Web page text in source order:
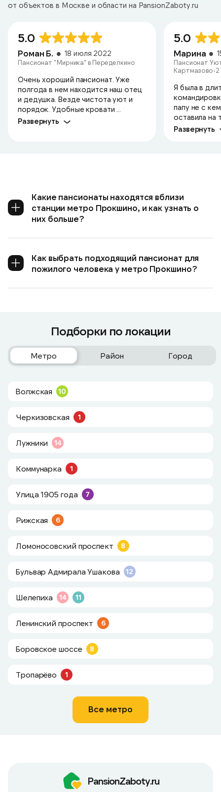
от объектов в Москве и области на PansionZaboty.ru
5.0
Роман Б. 18 июля 2022
Пансионат "Мирника" в Переделкино
Очень хороший пансионат. Уже
полгода в нем находится наш отец
и дедушка. Везде чистота уют и
порядок. Удобные кровати ...
Развернуть
5.0
Марина
Пансионат
Картмазово-2
Я была в
папу не с
оставила на
Развернуть
Какие пансионаты находятся вблизи
станции метро Прокшино, и как узнать о
них больше?
Как выбрать подходящий пансионат для
пожилого человека у метро Прокшино?
Подборки по локации
Метро Район Город
Волжская 10
Черкизовская 1
Лужники 14
Коммунарка 1
Улица 1905 года 7
Рижская 6
Ломоносовский проспект 8
Бульвар Адмирала Ушакова 12
Шелепиха 14 11
Ленинский проспект 6
Боровское шоссе 8
Тропарёво 1
Все метро
PansionZaboty.ru